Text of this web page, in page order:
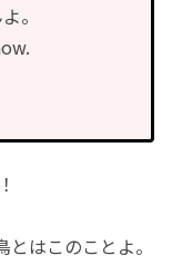
。
はこのことよ。